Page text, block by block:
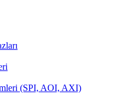
(SPI, AOI, AXI)